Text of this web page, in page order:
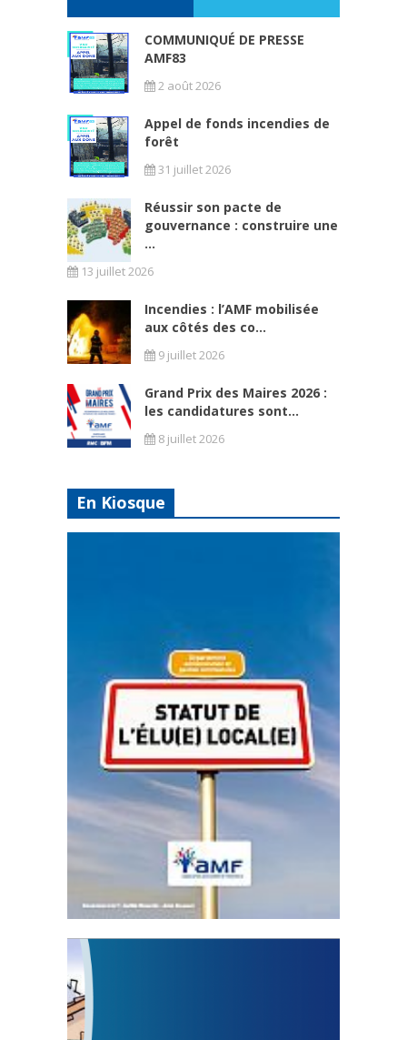
COMMUNIQUÉ DE PRESSE
AMF83
2 août 2026
Appel de fonds incendies de
forêt
31 juillet 2026
Réussir son pacte de
gouvernance : construire une
...
13 juillet 2026
Incendies : l’AMF mobilisée
aux côtés des co...
9 juillet 2026
Grand Prix des Maires 2026 :
les candidatures sont...
8 juillet 2026
En Kiosque
Statut de l’élu local
3 avril 2024
Mise à jour avril 2024
FEUILLETER